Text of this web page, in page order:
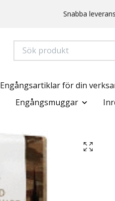
Snabba
Engångsartiklar för din
Engångsmuggar